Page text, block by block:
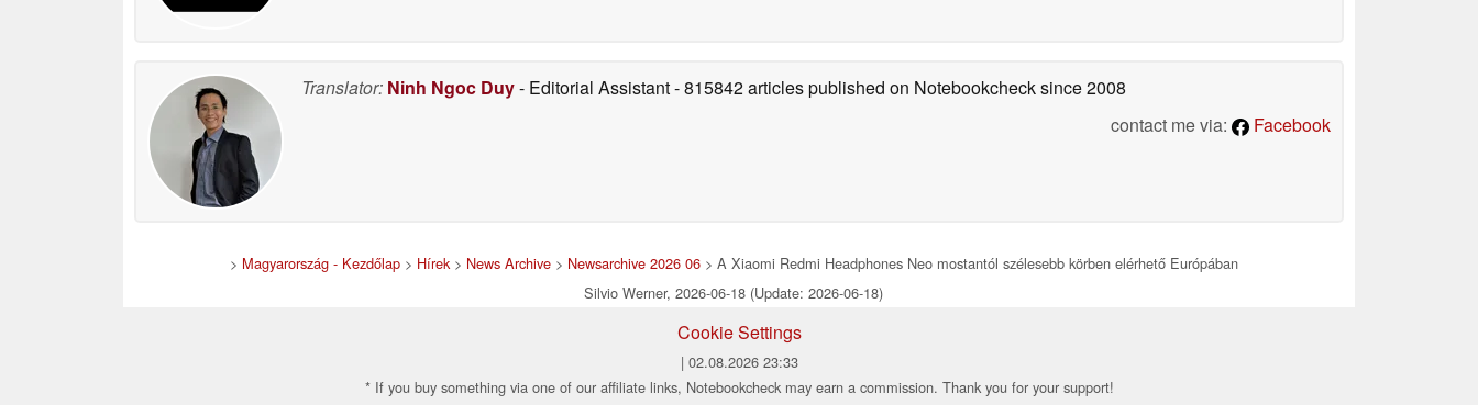
Translator: Ninh Ngoc Duy- Editorial Assistant- 815842 articles published on Notebookchecksince 2008
contact me via:
Facebook
> Magyarország - Kezdőlap> Hírek> News Archive> Newsarchive 2026 06> A Xiaomi Redmi Headphones Neo mostantól szélesebb körben elérhető Európában
Silvio Werner, 2026-06-18 (Update: 2026-06-18)
Cookie Settings
| 02.08.2026 23:33
* If you buy something via one of our affiliate links, Notebookcheck may earn a commission. Thank you for your support!